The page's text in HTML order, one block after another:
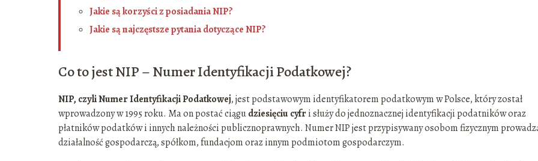
Jakie są korzyści z posiadania NIP?
Jakie są najczęstsze pytania dotyczące NIP?
Co to jest NIP – Numer Identyfikacji Podatkowej?
NIP, czyli Numer Identyfikacji Podatkowej, jest podstawowym identyfikatorem podatkowym w Polsce, który został
wprowadzony w 1995 roku. Ma on postać ciągudziesięciu cyfri służy do jednoznacznej identyfikacji podatników oraz
płatników podatków i innych należności publicznoprawnych. Numer NIP jest przypisywany osobom fizycznym
działalność gospodarczą, spółkom, fundacjom oraz innym podmiotom gospodarczym.